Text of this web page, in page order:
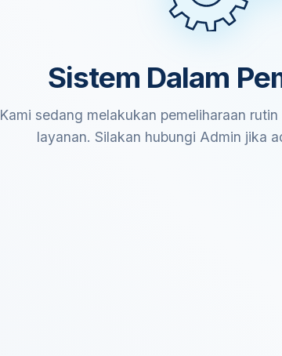
Sistem Dalam
Kami sedang melakukan pemeliharaan
layanan. Silakan hubungi Admin jika